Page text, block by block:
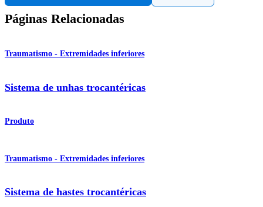
Páginas Relacionadas
Traumatismo - Extremidades inferiores
Sistema de unhas trocantéricas
Produto
Traumatismo - Extremidades inferiores
Sistema de hastes trocantéricas